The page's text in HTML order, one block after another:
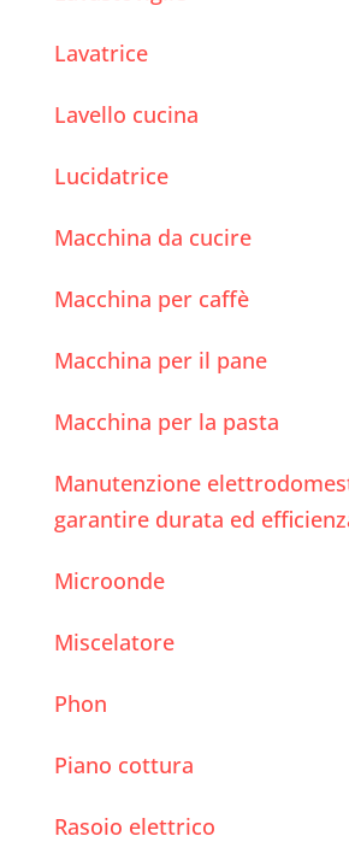
Lavatrice
Lavello cucina
Lucidatrice
Macchina da cucire
Macchina per caffè
Macchina per il pane
Macchina per la pasta
Manutenzione
garantire durata ed
Microonde
Miscelatore
Phon
Piano cottura
Rasoio elettrico